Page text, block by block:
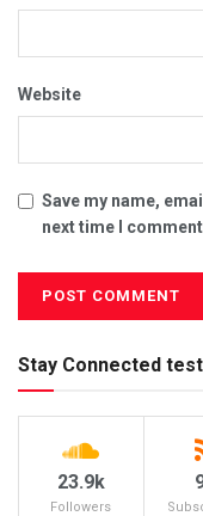
Website
Save my name,
next time I
Stay Connected test
23.9k
Followers